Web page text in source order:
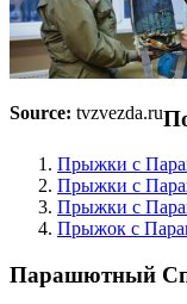
Source: tvzvezda.ru
Прыжки с
Прыжки с
Прыжки с
Прыжок с
Парашютный